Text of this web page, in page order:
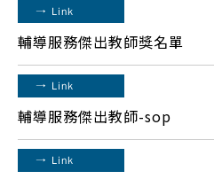
→ Link
輔導服務傑出教師獎名單
→ Link
輔導服務傑出教師-sop
→ Link